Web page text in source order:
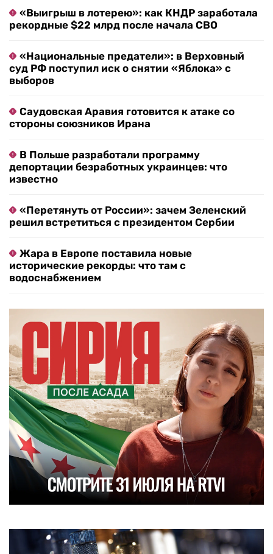
«Выигрыш в лотерею»: как КНДР заработала
рекордные $22 млрд после начала СВО
«Национальные предатели»: в Верховный
суд РФ поступил иск о снятии «Яблока» с
выборов
Саудовская Аравия готовится к атаке со
стороны союзников Ирана
В Польше разработали программу
депортации безработных украинцев: что
известно
«Перетянуть от России»: зачем Зеленский
решил встретиться с президентом Сербии
Жара в Европе поставила новые
исторические рекорды: что там с
водоснабжением